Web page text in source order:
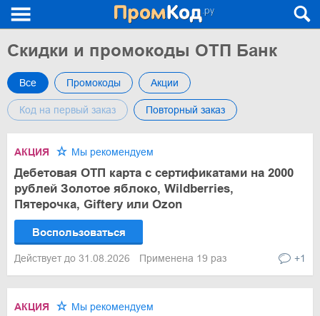
Скидки и промокоды ОТП Банк
Все Промокоды Акции
Код на первый заказ Повторный заказ
АКЦИЯ Мы рекомендуем
Дебетовая ОТП карта с сертификатами на 2000
рублей Золотое яблоко, Wildberries,
Пятерочка, Giftery или Ozon
Воспользоваться
Действует до 31.08.2026 Применена 19 раз +1
АКЦИЯ Мы рекомендуем